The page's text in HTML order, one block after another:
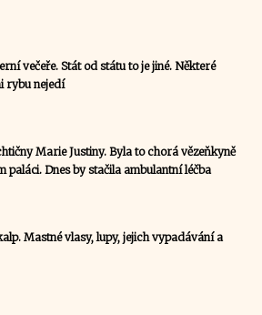
večeře. Stát od státu to je jiné. Některé
rybu nejedí
Marie Justiny. Byla to chorá vězeňkyně
paláci. Dnes by stačila ambulantní léčba
Mastné vlasy, lupy, jejich vypadávání a